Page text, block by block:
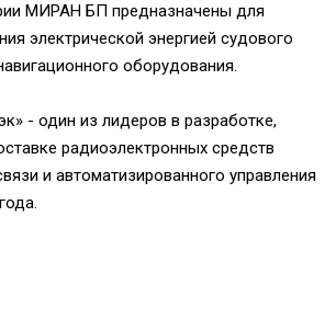
МИРАН БП предназначены для
электрической энергией судового
оборудования.
- один из лидеров в разработке,
радиоэлектронных средств
и автоматизированного управления